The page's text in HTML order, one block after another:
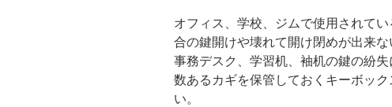
オフィス、学校、ジムで使用されて
合の鍵開けや壊れて開け閉めが出来
事務デスク、学習机、袖机の鍵の紛
数あるカギを保管しておくキーボッ
い。